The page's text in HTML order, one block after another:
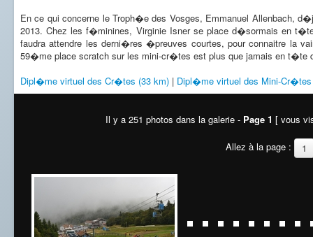
En ce qui concerne le Troph�e des Vosges, Emmanuel Allenbach,
2013. Chez les f�minines, Virginie Isner se place d�sormais en
faudra attendre les derni�res �preuves courtes, pour connaitre la
59�me place scratch sur les mini-cr�tes est plus que jamais en t�te
Dipl�me virtuel des Cr�tes (33 km) | Dipl�me virtuel des Mini-Cr�tes
Il y a 251 photos dans la galerie - Page 1 [ vous
Allez à la page : 1